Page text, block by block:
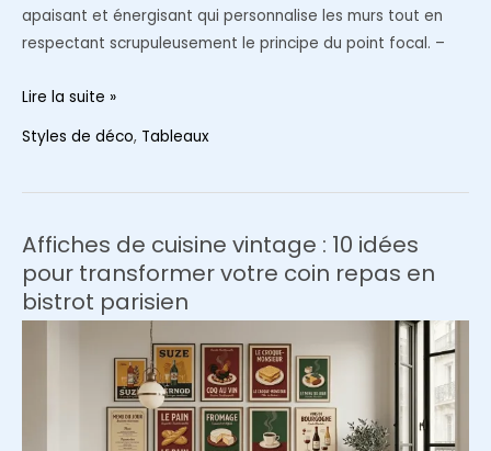
apaisant et énergisant qui personnalise les murs tout en
respectant scrupuleusement le principe du point focal. –
L’esthétique
Poster’
tendance
dégradée
et
spirituelle
Lire la suite »
Styles de déco, Tableaux
Affiches de cuisine vintage : 10 idées
pour transformer votre coin repas en
bistrot parisien